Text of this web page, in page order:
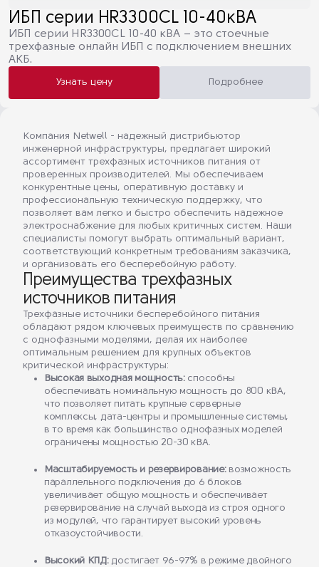
ИБП серии HR3300CL 10-40кВА
ИБП серии HR3300CL 10-40 кВА – это стоечные
трехфазные онлайн ИБП с подключением внешних
АКБ.
Узнать цену Подробнее
Компания Netwell - надежный дистрибьютор
инженерной инфраструктуры, предлагает широкий
ассортимент трехфазных источников питания от
проверенных производителей. Мы обеспечиваем
конкурентные цены, оперативную доставку и
профессиональную техническую поддержку, что
позволяет вам легко и быстро обеспечить надежное
электроснабжение для любых критичных систем. Наши
специалисты помогут выбрать оптимальный вариант,
соответствующий конкретным требованиям заказчика,
и организовать его бесперебойную работу.
Преимущества трехфазных
источников питания
Трехфазные источники бесперебойного питания
обладают рядом ключевых преимуществ по сравнению
с однофазными моделями, делая их наиболее
оптимальным решением для крупных объектов
критической инфраструктуры:
Высокая выходная мощность:способны
обеспечивать номинальную мощность до 800 кВА,
что позволяет питать крупные серверные
комплексы, дата-центры и промышленные системы,
в то время как большинство однофазных моделей
ограничены мощностью 20-30 кВА.
Масштабируемость и резервирование:возможность
параллельного подключения до 6 блоков
увеличивает общую мощность и обеспечивает
резервирование на случай выхода из строя одного
из модулей, что гарантирует высокий уровень
отказоустойчивости.
Высокий КПД:достигает 96-97% в режиме двойного